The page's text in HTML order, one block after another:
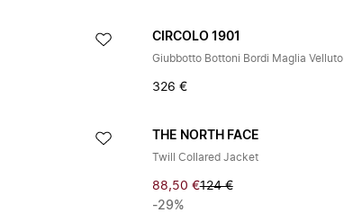
CIRCOLO 1901
Giubbotto Bottoni Bordi Maglia Velluto
326 €
THE NORTH FACE
Twill Collared Jacket
88,50 €124 €
-29%